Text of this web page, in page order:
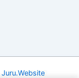
Juru.Website